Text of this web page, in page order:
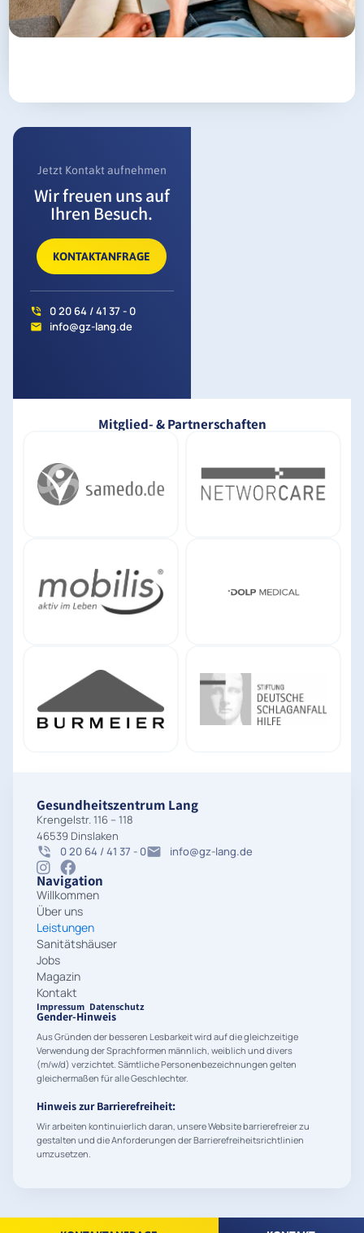
Jetzt Kontakt aufnehmen
Wir freuen uns auf
Ihren Besuch.
KONTAKTANFRAGE
0 20 64 / 41 37 - 0
info@gz-lang.de
Mitglied- & Partnerschaften
Gesundheitszentrum Lang
Krengelstr. 116 – 118
46539 Dinslaken
0 20 64 / 41 37 - 0
info@gz-lang.de
Navigation
Willkommen
Über uns
Leistungen
Sanitätshäuser
Jobs
Magazin
Kontakt
Impressum Datenschutz
Gender-Hinweis
Aus Gründen der besseren Lesbarkeit wird auf die gleichzeitige
Verwendung der Sprachformen männlich, weiblich und divers
(m/w/d) verzichtet. Sämtliche Personenbezeichnungen gelten
gleichermaßen für alle Geschlechter.
Hinweis zur Barrierefreiheit:
Wir arbeiten kontinuierlich daran, unsere Website barrierefreier zu
gestalten und die Anforderungen der Barrierefreiheitsrichtlinien
umzusetzen.